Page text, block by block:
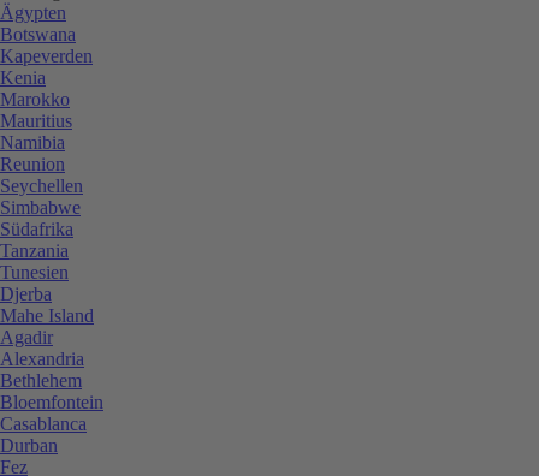
Ägypten
Botswana
Kapeverden
Kenia
Marokko
Mauritius
Namibia
Reunion
Seychellen
Simbabwe
Südafrika
Tanzania
Tunesien
Djerba
Mahe Island
Agadir
Alexandria
Bethlehem
Bloemfontein
Casablanca
Durban
Fez